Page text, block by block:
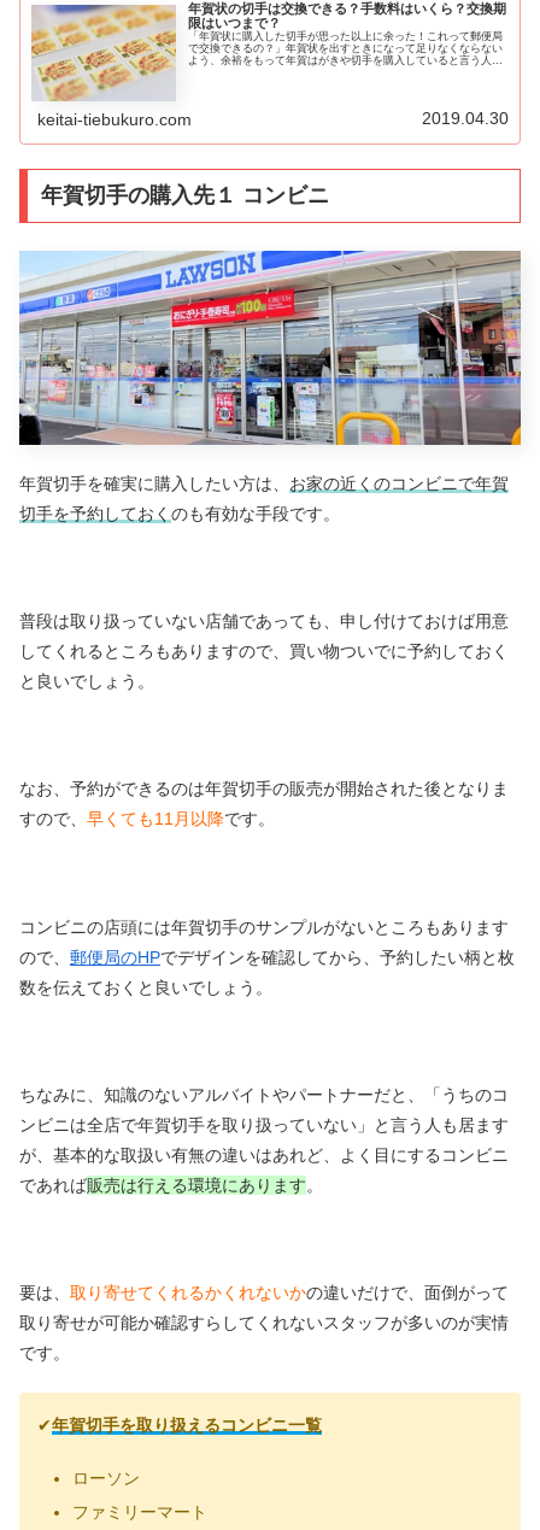
年賀状の切手は交換できる？手数料はいくら？交換期
限はいつまで？
「年賀状に購入した切手が思った以上に余った！これって郵便局
で交換できるの？」年賀状を出すときになって足りなくならない
よう、余裕をもって年賀はがきや切手を購入していると言う人も
keitai-tiebukuro.com 2019.04.30
年賀切手の購入先１ コンビニ
年賀切手を確実に購入したい方は、 お家の近くのコンビニで年賀
切手を予約しておく のも有効な手段です。
普段は取り扱っていない店舗であっても、申し付けておけば用意
してくれるところもありますので、買い物ついでに予約しておく
と良いでしょう。
なお、予約ができるのは年賀切手の販売が開始された後となりま
すので、 早くても11月以降です。
コンビニの店頭には年賀切手のサンプルがないところもあります
ので、 郵便局のHPでデザインを確認してから、予約したい柄と枚
数を伝えておくと良いでしょう。
ちなみに、知識のないアルバイトやパートナーだと、「うちのコ
ンビニは全店で年賀切手を取り扱っていない」と言う人も居ます
が、基本的な取扱い有無の違いはあれど、よく目にするコンビニ
であれば販売は行える環境にあります。
要は、 取り寄せてくれるかくれないかの違いだけで、面倒がって
取り寄せが可能か確認すらしてくれないスタッフが多いのが実情
です。
✔年賀切手を取り扱えるコンビニ一覧
ローソン
ファミリーマート